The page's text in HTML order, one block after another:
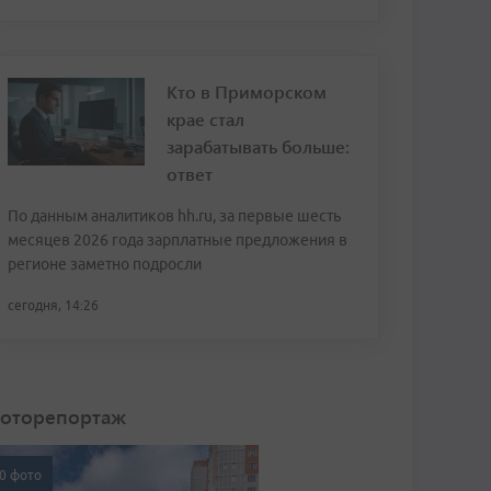
Кто в Приморском
крае стал
зарабатывать больше:
ответ
По данным аналитиков hh.ru, за первые шесть
месяцев 2026 года зарплатные предложения в
регионе заметно подросли
сегодня, 14:26
фото